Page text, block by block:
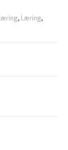
, Læring,